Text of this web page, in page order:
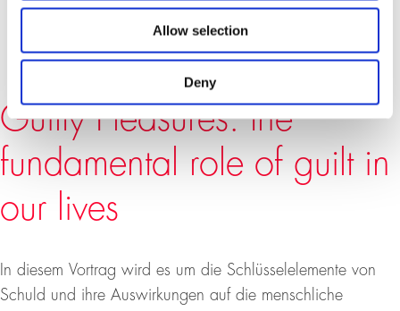
Allow selection
Deny
Guilty Pleasures: the
fundamental role of guilt in
our lives
In diesem Vortrag wird es um die Schlüsselelemente von
Schuld und ihre Auswirkungen auf die menschliche